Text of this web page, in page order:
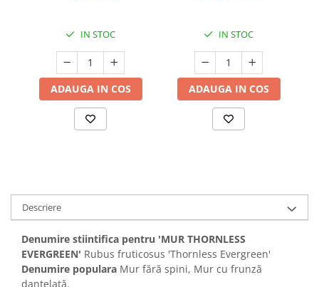
IN STOC
ADAUGA IN COS
IN STOC
ADAUGA IN COS
Descriere
Denumire stiintifica pentru 'MUR THORNLESS
EVERGREEN' Rubus fruticosus 'Thornless Evergreen'
Denumire populara Mur fără spini, Mur cu frunză
dantelată.